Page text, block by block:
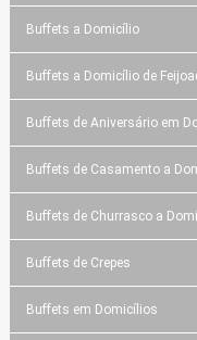
Buffets a Domicílio
Buffets a Domicílio de
Buffets de Aniversário em
Buffets de Casamento a
Buffets de Churrasco a
Buffets de Crepes
Buffets em Domicílios